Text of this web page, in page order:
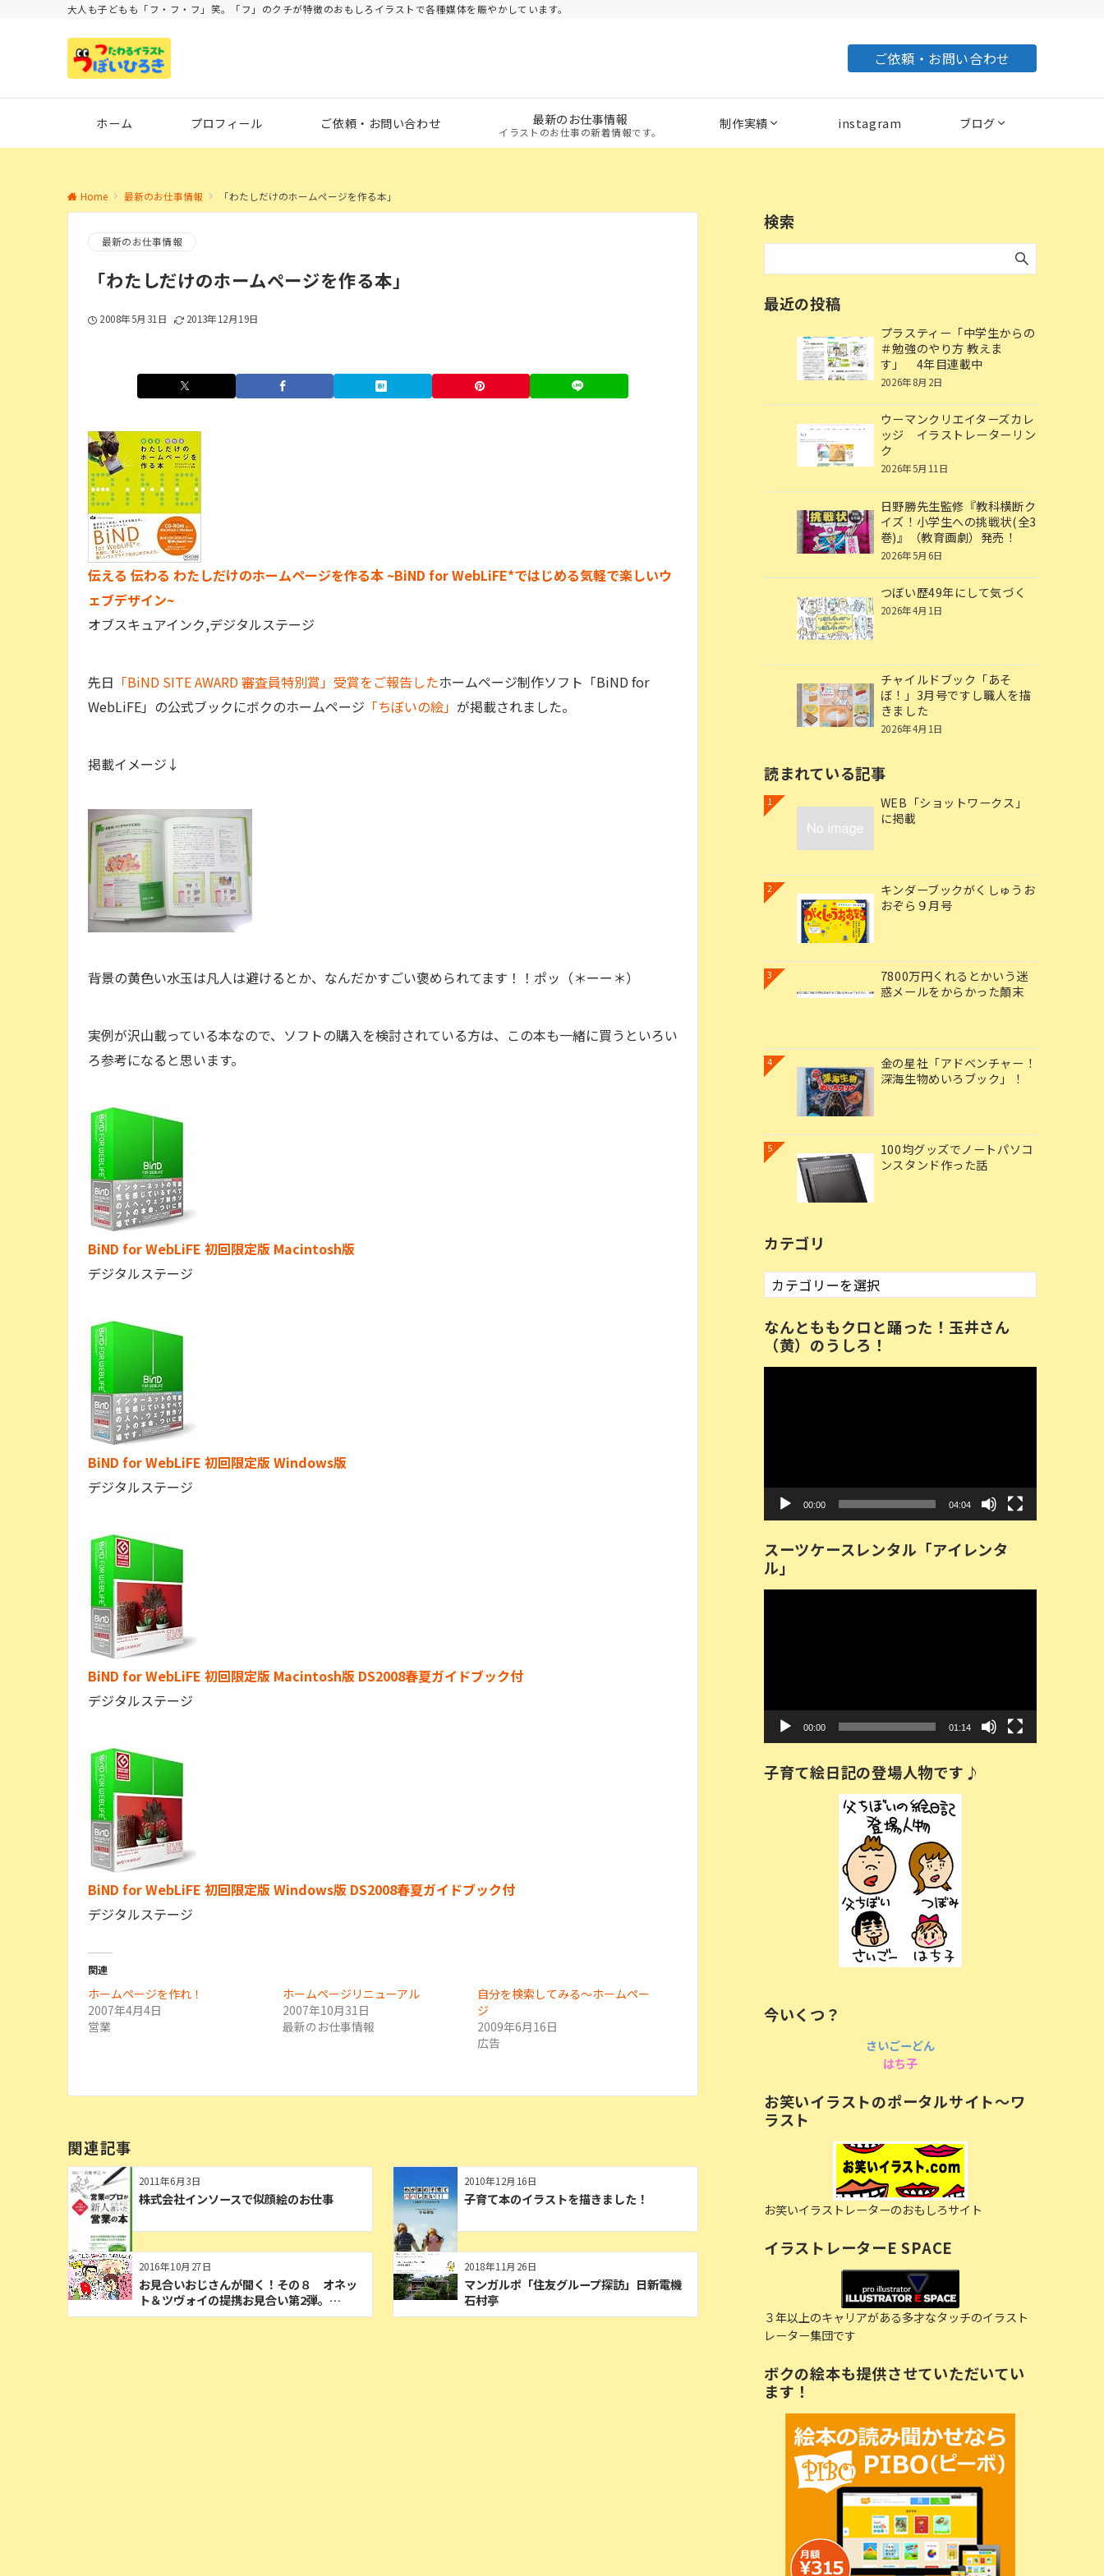
大人も子どもも「フ・フ・フ」笑。「フ」のクチが特徴のおもしろイラストで各種媒体を賑やかしています。
ご依頼・お問い合わせ
ホーム プロフィール ご依頼・お問い合わせ 最新のお仕事情報
イラストのお仕事の新着情報です。
制作実績 instagram ブログ
Home 最新のお仕事情報 「わたしだけのホームページを作る本」
最新のお仕事情報
「わたしだけのホームページを作る本」
2008年5月31日 2013年12月19日
伝える 伝わる わたしだけのホームページを作る本 ~BiND for WebLiFE*ではじめる気軽で楽しいウ
ェブデザイン~
オブスキュアインク,デジタルステージ
先日 「BiND SITE AWARD 審査員特別賞」受賞をご報告したホームページ制作ソフト「BiND for
WebLiFE」の公式ブックにボクのホームページ 「ちぼいの絵」 が掲載されました。
掲載イメージ↓
背景の黄色い水玉は凡人は避けるとか、なんだかすごい褒められてます！！ポッ（＊ーー＊）
実例が沢山載っている本なので、ソフトの購入を検討されている方は、この本も一緒に買うといろい
ろ参考になると思います。
BiND for WebLiFE 初回限定版 Macintosh版
デジタルステージ
BiND for WebLiFE 初回限定版 Windows版
デジタルステージ
BiND for WebLiFE 初回限定版 Macintosh版 DS2008春夏ガイドブック付
デジタルステージ
BiND for WebLiFE 初回限定版 Windows版 DS2008春夏ガイドブック付
デジタルステージ
関連
ホームページを作れ！
2007年4月4日
営業
ホームページリニューアル
2007年10月31日
最新のお仕事情報
自分を検索してみる～ホームペー
ジ
2009年6月16日
広告
関連記事
2011年6月3日
株式会社インソースで似顔絵のお仕事
2010年12月16日
子育て本のイラストを描きました！
2016年10月27日
お見合いおじさんが聞く！その８ オネッ
ト＆ツヴォイの提携お見合い第2弾。…
2018年11月26日
マンガルポ「住友グループ探訪」日新電機
石村亭
検索
最近の投稿
プラスティー「中学生からの
＃勉強のやり方 教えま
す」 4年目連載中
2026年8月2日
ウーマンクリエイターズカレ
ッジ イラストレーターリン
ク
2026年5月11日
日野勝先生監修『教科横断ク
イズ！小学生への挑戦状(全3
巻)』（教育画劇）発売！
2026年5月6日
つぼい歴49年にして気づく
2026年4月1日
チャイルドブック「あそ
ぼ！」3月号ですし職人を描
きました
2026年4月1日
読まれている記事
1
WEB「ショットワークス」
に掲載
2
キンダーブックがくしゅうお
おぞら９月号
3
7800万円くれるとかいう迷
惑メールをからかった顛末
4
金の星社「アドベンチャー！
深海生物めいろブック」！
5
100均グッズでノートパソコ
ンスタンド作った話
カテゴリ
カ
テ
リ
なんとももクロと踊った！玉井さん
（黄）のうしろ！
ー
00:00 04:04
スーツケースレンタル「アイレンタ
ル」
ー
00:00 01:14
子育て絵日記の登場人物です♪
今いくつ？
さいごーどん
はち子
お笑いイラストのポータルサイト〜ワ
ラスト
お笑いイラストレーターのおもしろサイト
イラストレーターE SPACE
３年以上のキャリアがある多才なタッチのイラスト
レーター集団です
ボクの絵本も提供させていただいてい
ます！